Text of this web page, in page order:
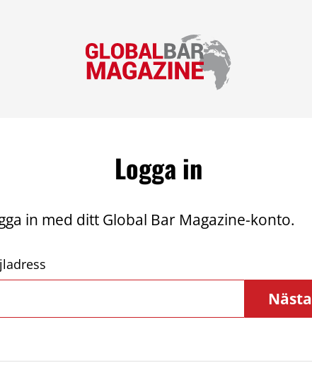
Logga in
in med ditt Global Bar Magazine-konto.
Nästa